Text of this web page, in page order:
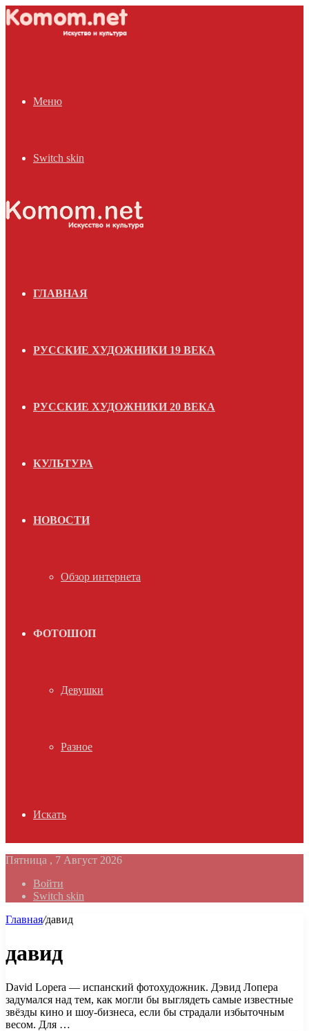
Меню
Switch skin
ГЛАВНАЯ
РУССКИЕ ХУДОЖНИКИ 19 ВЕКА
РУССКИЕ ХУДОЖНИКИ 20 ВЕКА
КУЛЬТУРА
НОВОСТИ
Обзор интернета
ФОТОШОП
Девушки
Разное
Искать
Пятница , 7 Август 2026
Войти
Switch skin
Главная/давид
давид
David Lopera — испанский фотохудожник. Дэвид Лопера
задумался над тем, как могли бы выглядеть самые известные
звёзды кино и шоу-бизнеса, если бы страдали избыточным
весом. Для …